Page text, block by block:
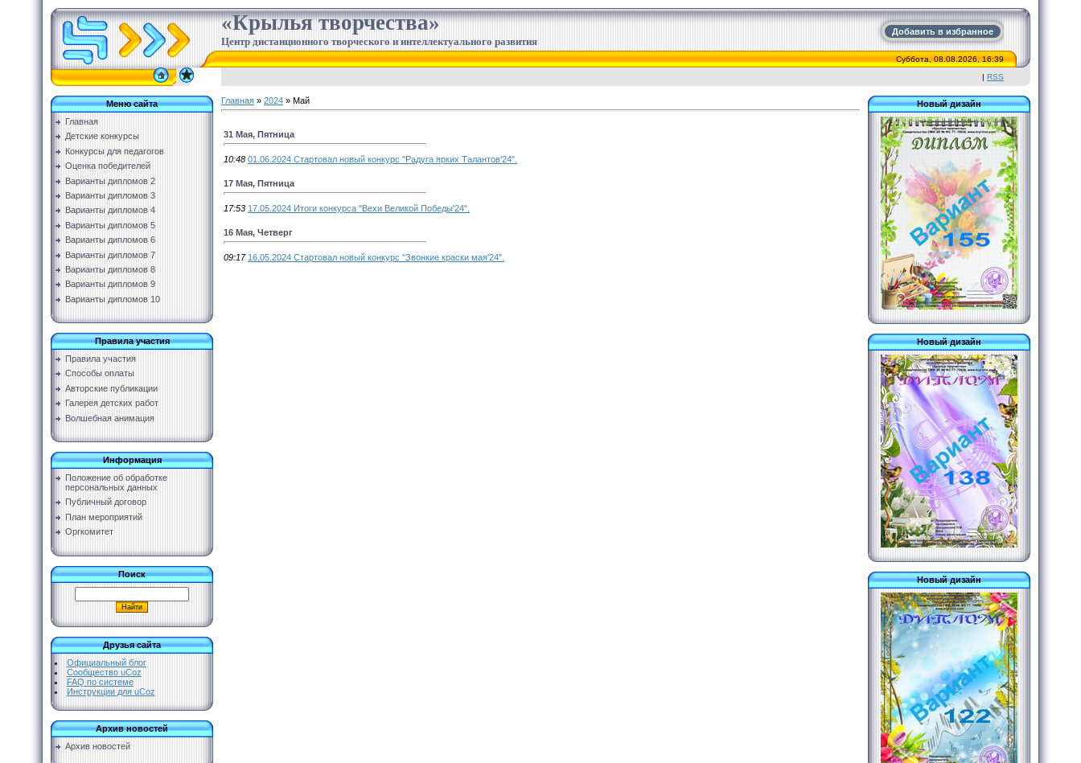
Добавить в избранное
«Крылья творчества»
Центр дистанционного творческого и интеллектуального развития
Суббота, 08.08.2026, 16:39
| RSS
Меню сайта
Главная
Детские конкурсы
Конкурсы для педагогов
Оценка победителей
Варианты дипломов 2
Варианты дипломов 3
Варианты дипломов 4
Варианты дипломов 5
Варианты дипломов 6
Варианты дипломов 7
Варианты дипломов 8
Варианты дипломов 9
Варианты дипломов 10
Правила участия
Правила участия
Способы оплаты
Авторские публикации
Галерея детских работ
Волшебная анимация
Информация
Положение об обработке
персональных данных
Публичный договор
План мероприятий
Оргкомитет
Поиск
Друзья сайта
Официальный блог
Сообщество uCoz
FAQ по системе
Инструкции для uCoz
Архив новостей
Архив новостей
Главная » 2024 » Май
31 Мая, Пятница
10:48 01.06.2024 Стартовал новый конкурс "Радуга ярких Талантов'24".
17 Мая, Пятница
17:53 17.05.2024 Итоги конкурса "Вехи Великой Победы'24".
16 Мая, Четверг
09:17 16.05.2024 Стартовал новый конкурс "Звонкие краски мая'24".
Новый дизайн
Новый дизайн
Новый дизайн